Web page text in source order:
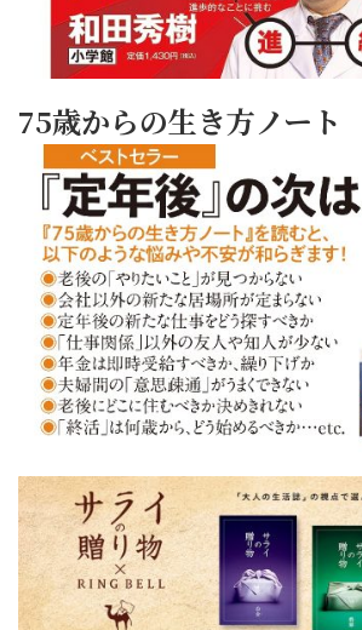
75歳からの生き方ノート